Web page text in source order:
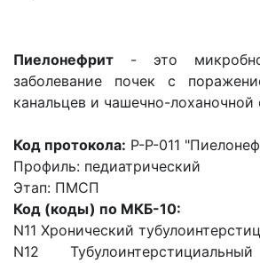
Пиелонефрит - это микробно-
заболевание почек с
канальцев и чашечно-лоханочной
Код протокола: P-P-011
Профиль: педиатрический
Этап: ПМСП
Код (коды) по МКБ-10:
N11 Хронический
N12